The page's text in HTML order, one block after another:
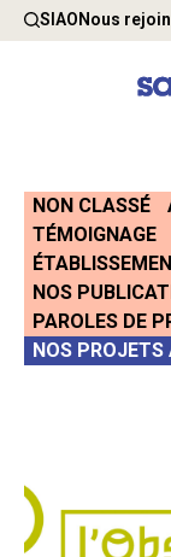
SIAONous
NON CLASSÉ
TÉMOIGNAGE
NOS
PAROLES DE
NOS PROJETS